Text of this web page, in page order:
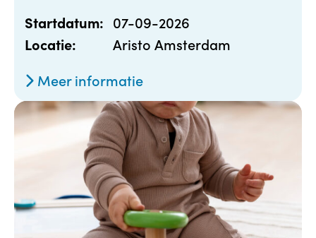
Startdatum: 07-09-2026
Locatie:
Aristo Amsterdam
Meer informatie